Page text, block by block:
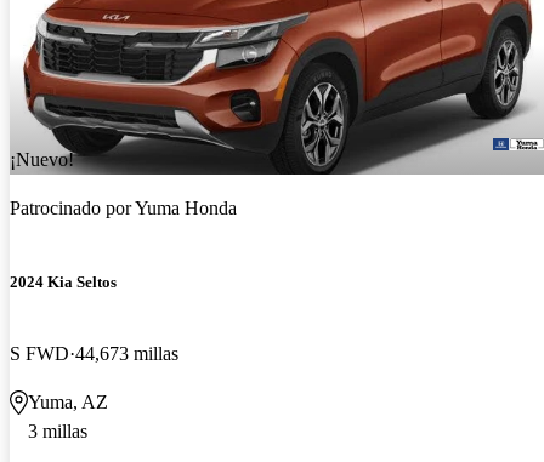
¡Nuevo!
Patrocinado porYuma Honda
2024 Kia Seltos
S FWD 44,673 millas
Yuma, AZ
3 millas